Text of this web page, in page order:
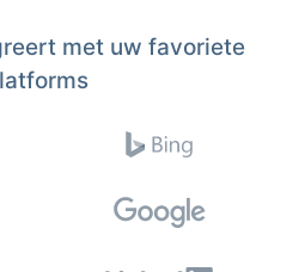
met uw favoriete